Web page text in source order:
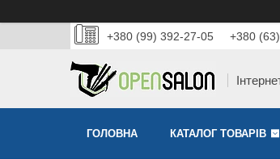
+380 (99) 392-27-05 +380
ГОЛОВНА КАТАЛОГ ТОВАРІВ